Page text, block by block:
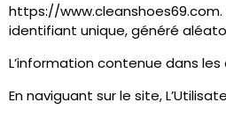
https://
identifiant unique, généré
L’information contenue dans
En naviguant sur le site,